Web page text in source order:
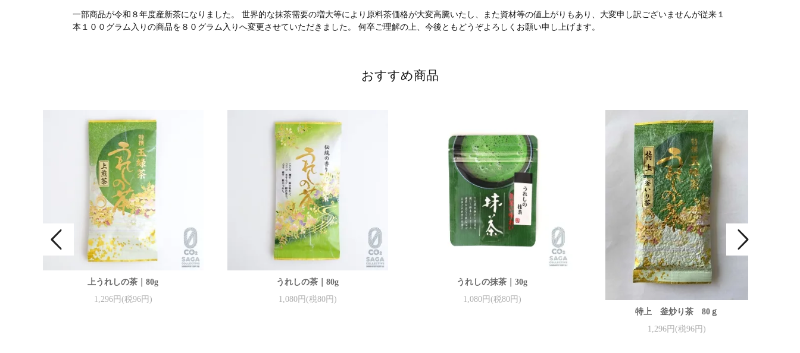
一部商品が令和８年度産新茶になりました。 世界的な抹茶需要の増大等により原料茶価格が大変高騰いたし、また資材等の値上がりもあり、大変申し訳ございませんが従来１
本１００グラム入りの商品を８０グラム入りへ変更させていただきました。 何卒ご理解の上、今後ともどうぞよろしくお願い申し上げます。
おすすめ商品
上うれしの茶｜80g
1,296円(税96円)
うれしの茶｜80g
1,080円(税80円)
うれしの抹茶｜30g
1,080円(税80円)
特上 釜炒り茶 80ｇ
1,296円(税96円)